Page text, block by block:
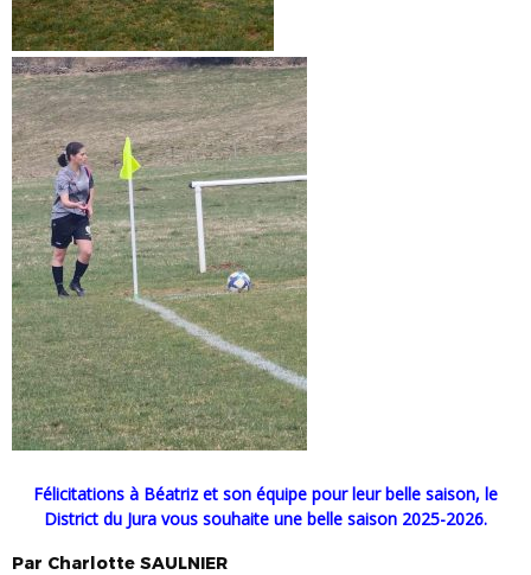
Félicitations à Béatriz et son équipe pour leur belle saison, le
District du Jura vous souhaite une belle saison 2025-2026.
Par Charlotte SAULNIER